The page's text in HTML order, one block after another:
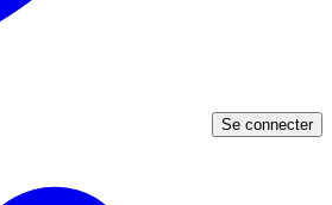
Se connecter